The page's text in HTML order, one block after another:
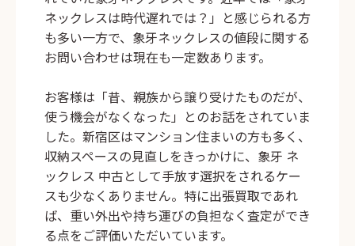
ネックレスは時代遅れでは？」と感じられる方
も多い一方で、象牙ネックレスの値段に関する
お問い合わせは現在も一定数あります。
お客様は「昔、親族から譲り受けたものだが、
使う機会がなくなった」とのお話をされていま
した。新宿区はマンション住まいの方も多く、
収納スペースの見直しをきっかけに、象牙 ネ
ックレス 中古として手放す選択をされるケー
スも少なくありません。特に出張買取であれ
ば、重い外出や持ち運びの負担なく査定ができ
る点をご評価いただいています。